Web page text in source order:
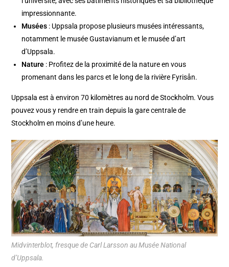
impressionnante.
Musées : Uppsala propose plusieurs musées intéressants,
notamment le musée Gustavianum et le musée d’art
d’Uppsala.
Nature : Profitez de la proximité de la nature en vous
promenant dans les parcs et le long de la rivière Fyrisån.
Uppsala est à environ 70 kilomètres au nord de Stockholm. Vous
pouvez vous y rendre en train depuis la gare centrale de
Stockholm en moins d’une heure.
Midvinterblot, fresque de Carl Larsson au Musée National
d’Uppsala.